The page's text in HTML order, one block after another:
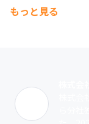
もっと見る